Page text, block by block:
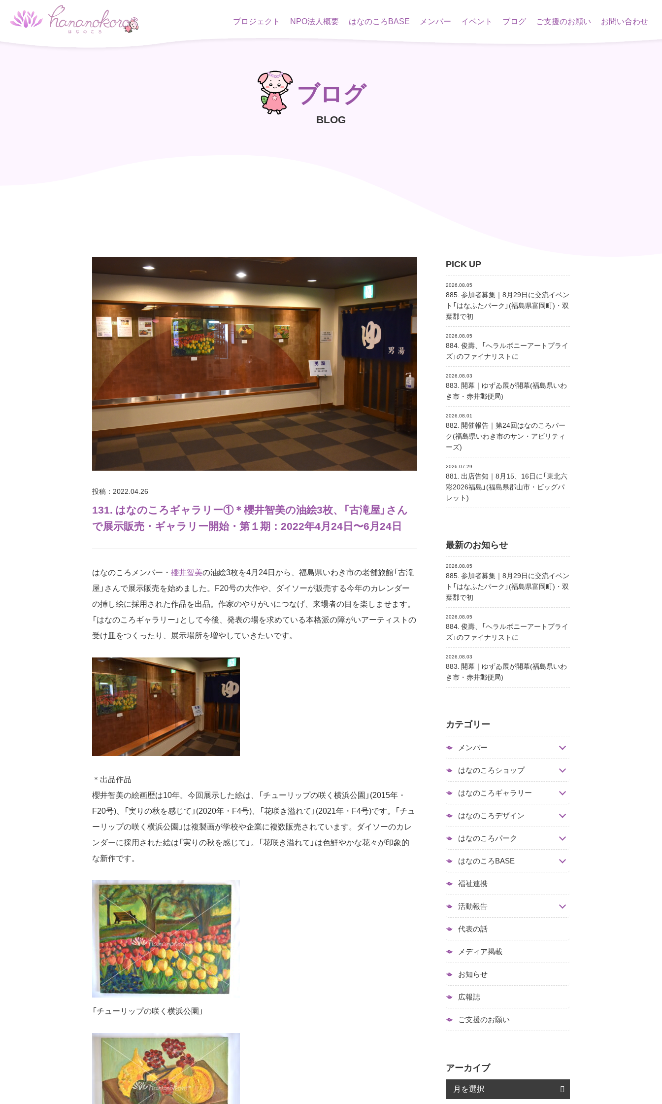
プロジェクト NPO法人概要 はなのころBASE メンバー イベント ブログ ご支援のお願い お問い合わせ
ブログ
BLOG
投稿：2022.04.26
131. はなのころギャラリー①＊櫻井智美の油絵3枚、「古滝屋」さん
で展示販売・ギャラリー開始・第１期：2022年4月24日〜6月24日
はなのころメンバー・ 櫻井智美の油絵3枚を4月24日から、福島県いわき市の老舗旅館「古滝
屋」さんで展示販売を始めました。F20号の大作や、ダイソーが販売する今年のカレンダー
の挿し絵に採用された作品を出品。作家のやりがいにつなげ、来場者の目を楽しませます。
「はなのころギャラリー」として今後、発表の場を求めている本格派の障がいアーティストの
受け皿をつくったり、展示場所を増やしていきたいです。
＊出品作品
櫻井智美の絵画歴は10年。今回展示した絵は、「チューリップの咲く横浜公園」(2015年・
F20号)、「実りの秋を感じて」(2020年・F4号)、「花咲き溢れて」(2021年・F4号)です。「チュ
ーリップの咲く横浜公園」は複製画が学校や企業に複数販売されています。ダイソーのカレ
ンダーに採用された絵は「実りの秋を感じて」。「花咲き溢れて」は色鮮やかな花々が印象的
な新作です。
「チューリップの咲く横浜公園」
PICK UP
2026.08.05
885. 参加者募集｜8月29日に交流イベン
ト「はなふたパーク」(福島県富岡町)・双
葉郡で初
2026.08.05
884. 俊壽、「へラルボニーアートプライ
ズ」のファイナリストに
2026.08.03
883. 開幕｜ゆずゐ展が開幕(福島県いわ
き市・赤井郵便局)
2026.08.01
882. 開催報告｜第24回はなのころパー
ク(福島県いわき市のサン・アビリティ
ーズ)
2026.07.29
881. 出店告知｜8月15、16日に「東北六
彩2026福島」(福島県郡山市・ビッグパ
レット)
最新のお知らせ
2026.08.05
885. 参加者募集｜8月29日に交流イベン
ト「はなふたパーク」(福島県富岡町)・双
葉郡で初
2026.08.05
884. 俊壽、「へラルボニーアートプライ
ズ」のファイナリストに
2026.08.03
883. 開幕｜ゆずゐ展が開幕(福島県いわ
き市・赤井郵便局)
カテゴリー
メンバー
はなのころショップ
はなのころギャラリー
はなのころデザイン
はなのころパーク
はなのころBASE
福祉連携
活動報告
代表の話
メディア掲載
お知らせ
広報誌
ご支援のお願い
アーカイブ